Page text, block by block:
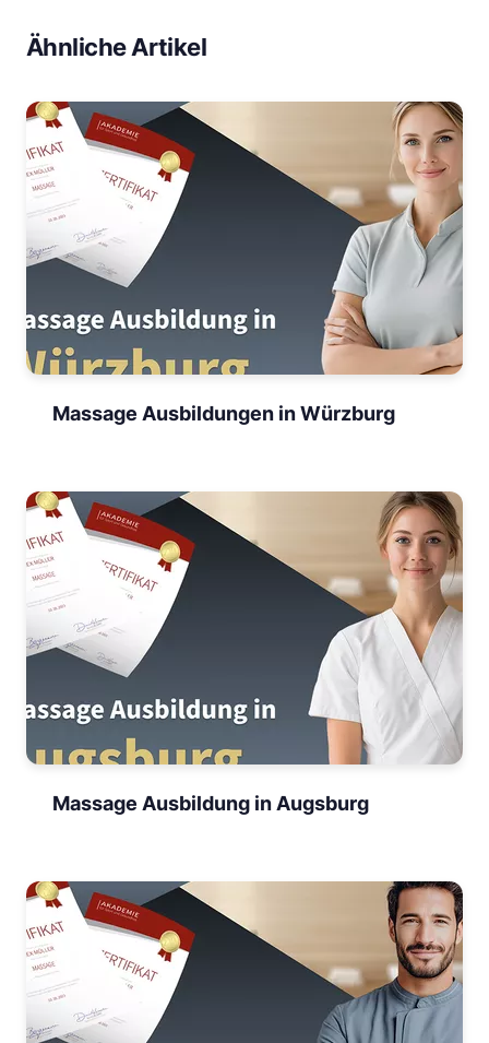
Ähnliche Artikel
Massage Ausbildungen in Würzburg
Massage Ausbildung in Augsburg